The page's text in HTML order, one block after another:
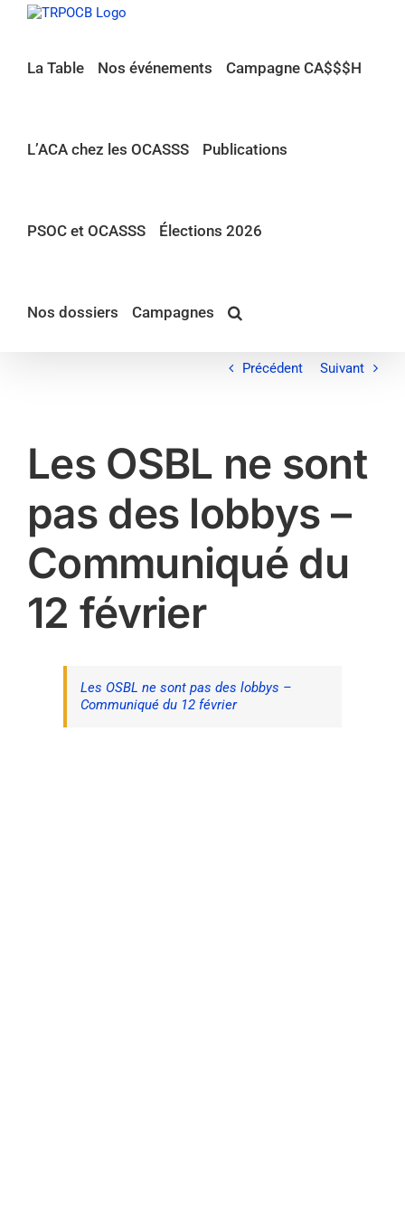
Passer
La Table Nos événements Campagne CA$$$H
L’ACA chez les OCASSS Publications
PSOC et OCASSS Élections 2026
Nos dossiers Campagnes
Précédent Suivant
Les OSBL ne sont
pas des lobbys –
Communiqué du
12 février
Les OSBL ne sont pas des lobbys –
Communiqué du 12 février